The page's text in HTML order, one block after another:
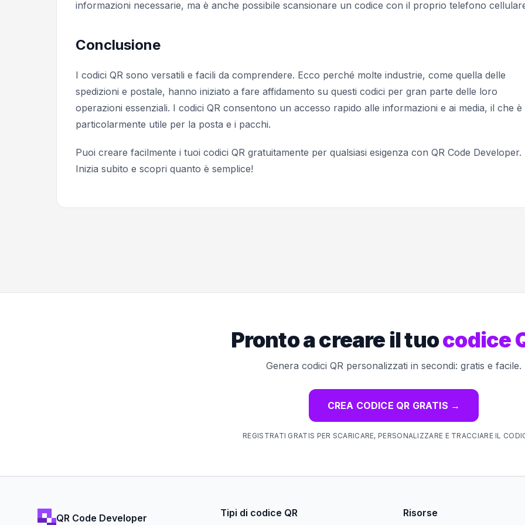
informazioni necessarie, ma è anche possibile scansionare un codice con il proprio telefono
Conclusione
I codici QR sono versatili e facili da comprendere. Ecco perché molte industrie, come quella delle
spedizioni e postale, hanno iniziato a fare affidamento su questi codici per gran parte delle loro
operazioni essenziali. I codici QR consentono un accesso rapido alle informazioni e ai media, il che è
particolarmente utile per la posta e i pacchi.
Puoi creare facilmente i tuoi codici QR gratuitamente per qualsiasi esigenza con QR Code Developer.
Inizia subito e scopri quanto è semplice!
Pronto a creare il tuocodice
Genera codici QR personalizzati in secondi: gratis e facile.
CREA CODICE QR GRATIS →
REGISTRATI GRATIS PER SCARICARE, PERSONALIZZARE E TRACCIARE IL
QR Code Developer Tipi di codice QR Risorse